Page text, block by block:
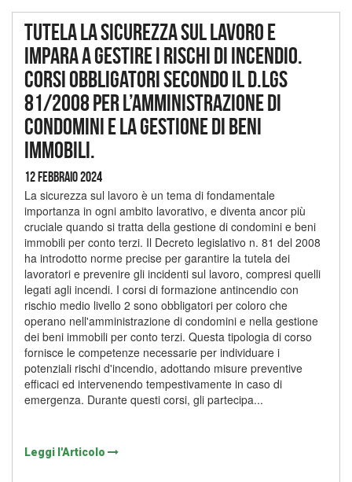
Tutela la sicurezza sul lavoro e
impara a gestire i rischi di incendio.
Corsi obbligatori secondo il D.lgs
81/2008 per l’amministrazione di
condomini e la gestione di beni
immobili.
12 Febbraio 2024
La sicurezza sul lavoro è un tema di fondamentale
importanza in ogni ambito lavorativo, e diventa ancor più
cruciale quando si tratta della gestione di condomini e beni
immobili per conto terzi. Il Decreto legislativo n. 81 del 2008
ha introdotto norme precise per garantire la tutela dei
lavoratori e prevenire gli incidenti sul lavoro, compresi quelli
legati agli incendi. I corsi di formazione antincendio con
rischio medio livello 2 sono obbligatori per coloro che
operano nell'amministrazione di condomini e nella gestione
dei beni immobili per conto terzi. Questa tipologia di corso
fornisce le competenze necessarie per individuare i
potenziali rischi d'incendio, adottando misure preventive
efficaci ed intervenendo tempestivamente in caso di
emergenza. Durante questi corsi, gli partecipa...
Leggi l'Articolo